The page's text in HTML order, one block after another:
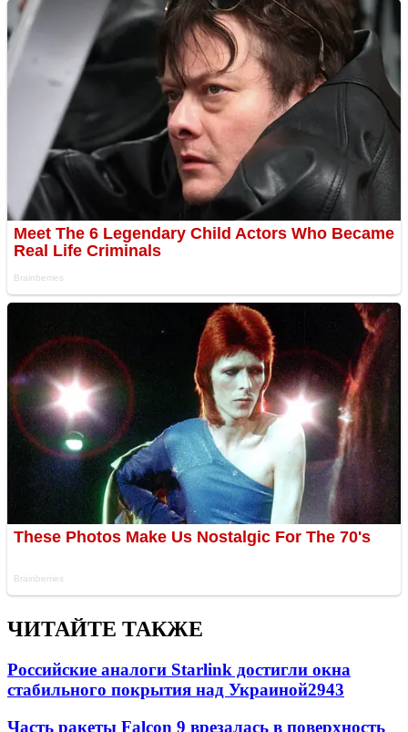
ЧИТАЙТЕ ТАКЖЕ
Российские аналоги Starlink достигли окна
стабильного покрытия над Украиной2943
Часть ракеты Falcon 9 врезалась в поверхность